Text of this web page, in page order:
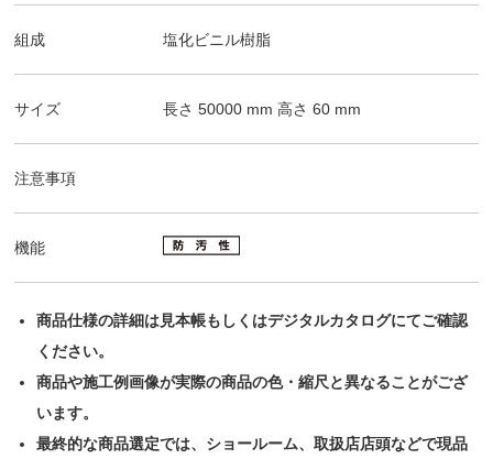
組成 塩化ビニル樹脂
サイズ 長さ50000 mm 高さ60 mm
注意事項
機能
商品仕様の詳細は見本帳もしくはデジタルカタログにてご確認
ください。
商品や施工例画像が実際の商品の色・縮尺と異なることがござ
います。
最終的な商品選定では、ショールーム、取扱店店頭などで現品